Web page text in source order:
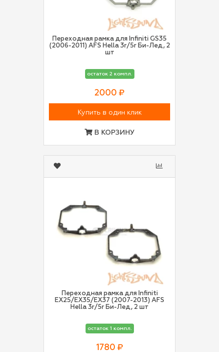
Переходная рамка для Infiniti GS35
(2006-2011) AFS Hella 3r/5r Би-Лед, 2
шт
остаток 2 компл.
2000 ₽
Купить в один клик
В КОРЗИНУ
Переходная рамка для Infiniti
EX25/EX35/EX37 (2007-2013) AFS
Hella 3r/5r Би-Лед, 2 шт
остаток 1 компл.
1780 ₽